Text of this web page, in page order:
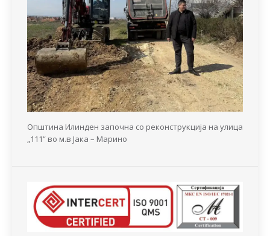
Општина Илинден започна со реконструкција на улица
„111“ во м.в Јака – Марино